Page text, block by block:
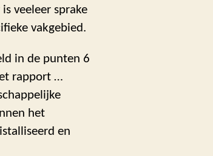
veeleer sprake
vakgebied.
in de punten 6
rapport …
het
en